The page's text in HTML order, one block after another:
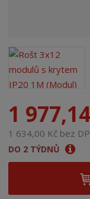
1
1 634,00 Kč bez
DO 2 TÝDNŮ